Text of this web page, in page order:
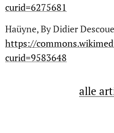
curid=6275681
Haüyne, By Didier
https://
curid=9583648
alle